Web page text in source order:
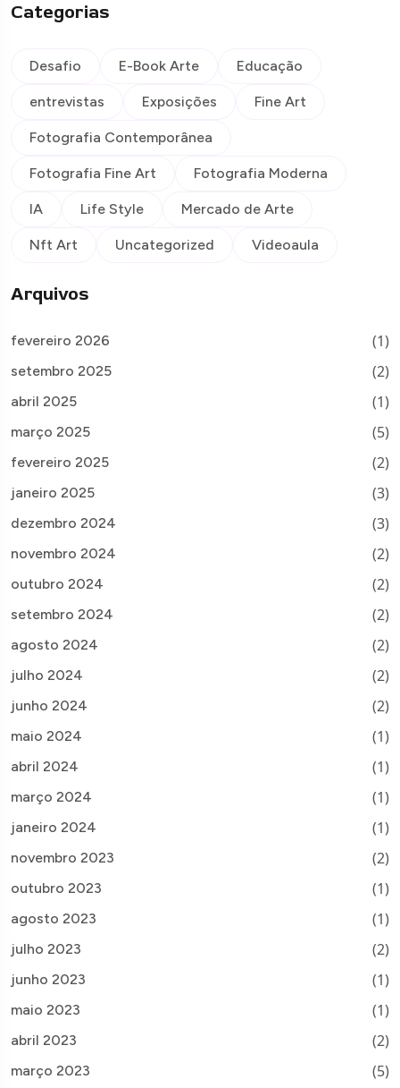
Categorias
Desafio E-Book Arte Educação
entrevistas Exposições Fine Art
Fotografia Contemporânea
Fotografia Fine Art Fotografia Moderna
IA Life Style Mercado de Arte
Nft Art Uncategorized Videoaula
Arquivos
fevereiro 2026 (1)
setembro 2025 (2)
abril 2025 (1)
março 2025 (5)
fevereiro 2025 (2)
janeiro 2025 (3)
dezembro 2024 (3)
novembro 2024 (2)
outubro 2024 (2)
setembro 2024 (2)
agosto 2024 (2)
julho 2024 (2)
junho 2024 (2)
maio 2024 (1)
abril 2024 (1)
março 2024 (1)
janeiro 2024 (1)
novembro 2023 (2)
outubro 2023 (1)
agosto 2023 (1)
julho 2023 (2)
junho 2023 (1)
maio 2023 (1)
abril 2023 (2)
março 2023 (5)